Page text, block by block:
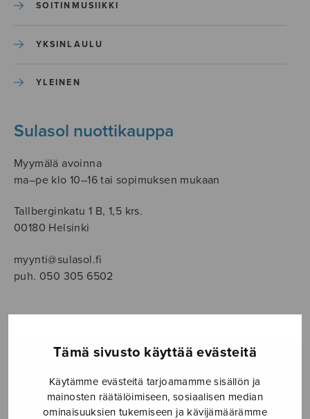
Tämä sivusto käyttää evästeitä
Käytämme evästeitä tarjoamamme sisällön ja
mainosten räätälöimiseen, sosiaalisen median
ominaisuuksien tukemiseen ja kävijämäärämme
SOITINMUSIIKKI
YKSINLAULU
YLEINEN
Sulasol nuottikauppa
Myymälä avoinna
ma–pe klo 10–16 tai sopimuksen mukaan
Tallberginkatu 1 B, 1,5 krs.
00180 Helsinki
myynti@sulasol.fi
puh. 050 305 6502
iltarukous